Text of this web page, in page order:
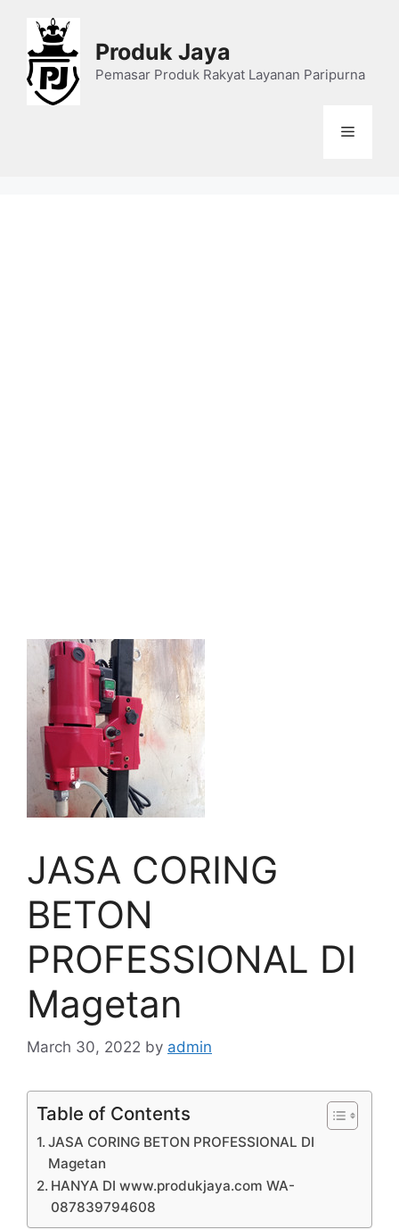
content
Produk Jaya
Pemasar Produk Rakyat Layanan Paripurna
Menu
JASA CORING
BETON
PROFESSIONAL DI
Magetan
March 30, 2022 by admin
Table of Contents
JASA CORING BETON PROFESSIONAL DI
Magetan
HANYA DI www.produkjaya.com WA-
087839794608